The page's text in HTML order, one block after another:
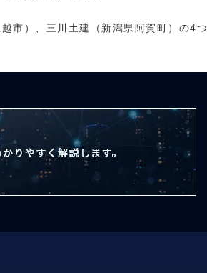
市）、三川土建（新潟県阿賀町）の4つ